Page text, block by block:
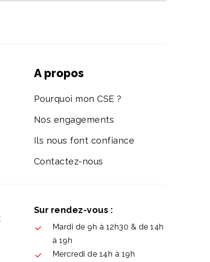
A propos
Pourquoi mon CSE ?
Nos engagements
Ils nous font confiance
Contactez-nous
Sur rendez-vous :
Mardi de 9h à 12h30 & de 14h
à 19h
Mercredi de 14h à 19h